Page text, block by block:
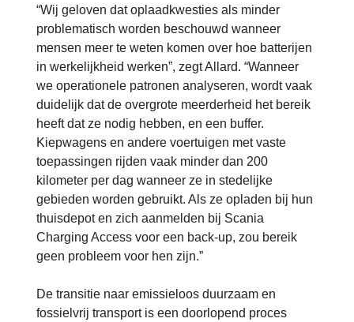
“Wij geloven dat oplaadkwesties als minder
problematisch worden beschouwd wanneer
mensen meer te weten komen over hoe batterijen
in werkelijkheid werken”, zegt Allard. “Wanneer
we operationele patronen analyseren, wordt vaak
duidelijk dat de overgrote meerderheid het bereik
heeft dat ze nodig hebben, en een buffer.
Kiepwagens en andere voertuigen met vaste
toepassingen rijden vaak minder dan 200
kilometer per dag wanneer ze in stedelijke
gebieden worden gebruikt. Als ze opladen bij hun
thuisdepot en zich aanmelden bij Scania
Charging Access voor een back-up, zou bereik
geen probleem voor hen zijn.”
De transitie naar emissieloos duurzaam en
fossielvrij transport is een doorlopend proces